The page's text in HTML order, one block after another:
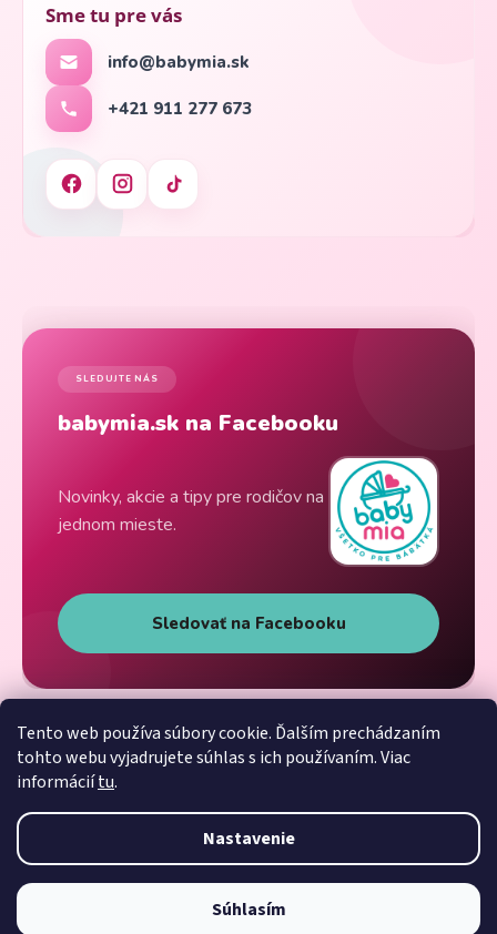
Tento web používa súbory cookie. Ďalším prechádzaním
tohto webu vyjadrujete súhlas s ich používaním. Viac
informáciítu.
Nastavenie
Súhlasím
Sme tu pre vás
info@babymia.sk
+421 911 277 673
SLEDUJTE NÁS
babymia.sk na Facebooku
Novinky, akcie a tipy pre rodičov na
jednom mieste.
Sledovať na Facebooku
Vytvoril Shoptet